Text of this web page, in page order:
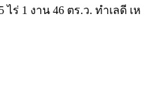
ร่ 1 งาน 46 ตร.ว. ทำเลดี เห